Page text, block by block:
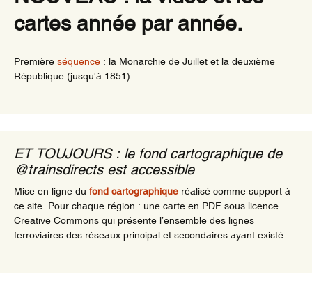
cartes année par année.
Première séquence : la Monarchie de Juillet et la deuxième
République (jusqu'à 1851)
ET TOUJOURS : le fond cartographique de
@trainsdirects est accessible
Mise en ligne du fond cartographique réalisé comme support à
ce site. Pour chaque région : une carte en PDF sous licence
Creative Commons qui présente l’ensemble des lignes
ferroviaires des réseaux principal et secondaires ayant existé.